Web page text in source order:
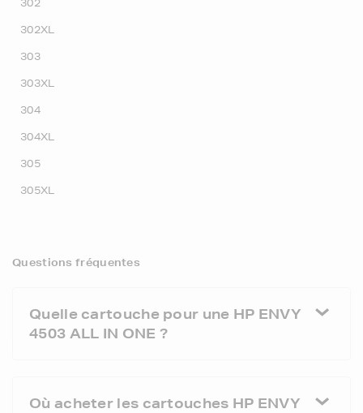
302
302XL
303
303XL
304
304XL
305
305XL
Questions fréquentes
Quelle cartouche pour une HP ENVY
4503 ALL IN ONE ?
Où acheter les cartouches HP ENVY